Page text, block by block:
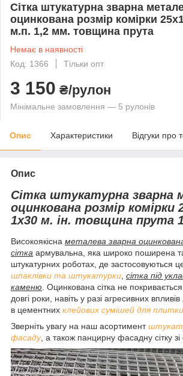
Сітка штукатурна зварна
оцинкована розмір комірки
м.п. 1,2 мм. товщина прута
Немає в наявності
Код: 1366
Тільки опт
3 150 ₴/рулон
Мінімальне замовлення — 5 рулонів
Опис Характеристики Відгуки про
Опис
Сітка штукатурна зварна
оцинкована розмір комірки
1х30 м. ін. товщина прута
Високоякісна металева зварна
сітка армувальна, яка широко поширена
штукатурних роботах, де застосовуються
шпаклівки та штукатурки, сітка під
каменю. Оцинкована сітка не покривається
довгі роки, навіть у разі агресивних впливів
в цементних клейових сумішей для
Зверніть увагу на наш асортимент
фасаду, а також панцирну фасадну сітку зі